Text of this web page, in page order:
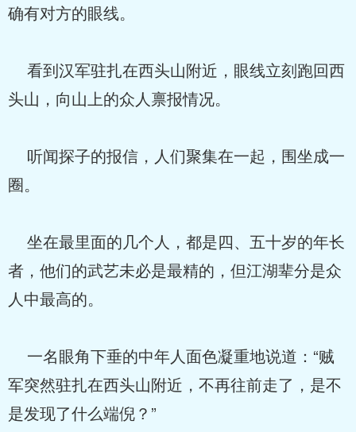
确有对方的眼线。
看到汉军驻扎在西头山附近，眼线立刻跑回西
头山，向山上的众人禀报情况。
听闻探子的报信，人们聚集在一起，围坐成一
圈。
坐在最里面的几个人，都是四、五十岁的年长
者，他们的武艺未必是最精的，但江湖辈分是众
人中最高的。
一名眼角下垂的中年人面色凝重地说道：“贼
军突然驻扎在西头山附近，不再往前走了，是不
是发现了什么端倪？”